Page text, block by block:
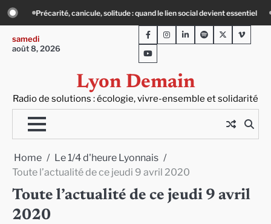
Skip
content
le lien social devient essentiel « Ça chauffe » : des acteurs du
samedi
août 8, 2026
Lyon Demain
Radio de solutions : écologie, vivre-ensemble et solidarité
FacebookInstagram
LinkedInSpotifyTwitterViméo
Youtube
Home
Le 1/4 d'heure Lyonnais
Toute l’actualité de ce jeudi 9 avril 2020
Toute l’actualité de ce jeudi 9 avril
2020